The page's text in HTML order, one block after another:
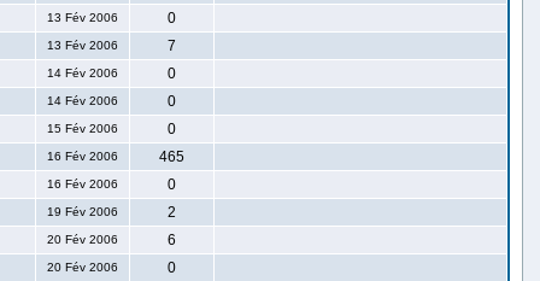
13 Fév 2006
0
13 Fév 2006
7
14 Fév 2006
0
14 Fév 2006
0
15 Fév 2006
0
16 Fév 2006
465
16 Fév 2006
0
19 Fév 2006
2
20 Fév 2006
6
20 Fév 2006 0